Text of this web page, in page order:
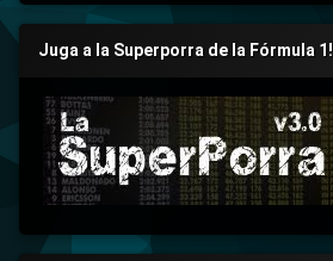
Juga a la Superporra de la Fórmula 1!